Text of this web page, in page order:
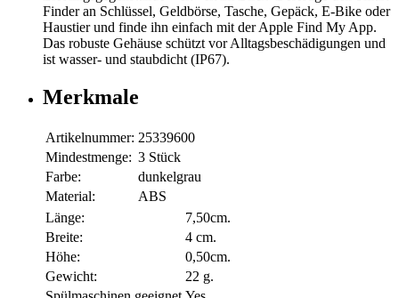
Finder an Schlüssel, Geldbörse, Tasche, Gepäck, E-Bike oder
Haustier und finde ihn einfach mit der Apple Find My App.
Das robuste Gehäuse schützt vor Alltagsbeschädigungen und
ist wasser- und staubdicht (IP67).
Merkmale
Artikelnummer: 25339600
Mindestmenge: 3 Stück
Farbe:
dunkelgrau
Material:
ABS
Länge:
7,50cm.
Breite:
4 cm.
Höhe:
0,50cm.
Gewicht:
22 g.